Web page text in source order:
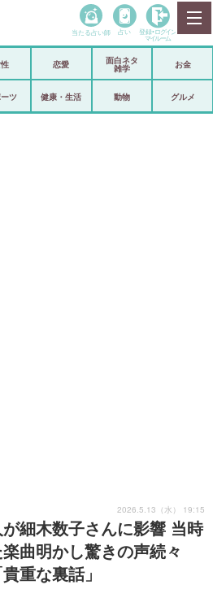
政治
当たる占い師 占い 登録• ログイン
マイルーム
恋愛
面白ネタ
雑学
お金
ツ 健康・生活 動物 グルメ
細木数子さんに影響 当時
曲明かし驚きの声続々
重な裏話」
2026.5.13（水） 19:15